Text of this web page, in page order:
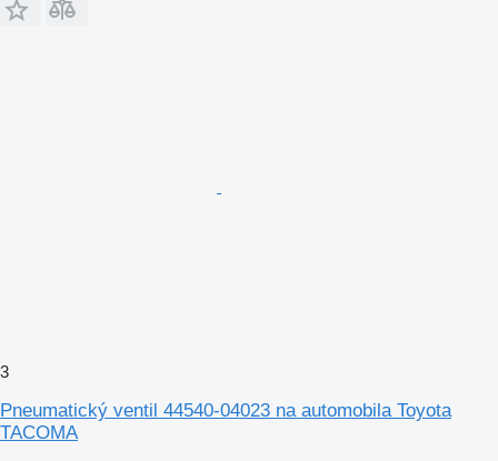
3
Pneumatický ventil 44540-04023 na automobila Toyota
TACOMA